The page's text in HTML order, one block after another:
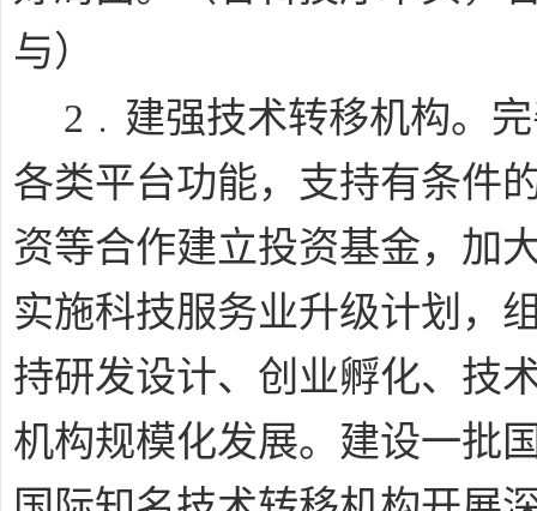
与）
2 ﹒ 建强技术转移机构。
各类平台功能，支持有条件
资等合作建立投资基金，加
实施科技服务业升级计划，
持研发设计、创业孵化、技
机构规模化发展。建设一批